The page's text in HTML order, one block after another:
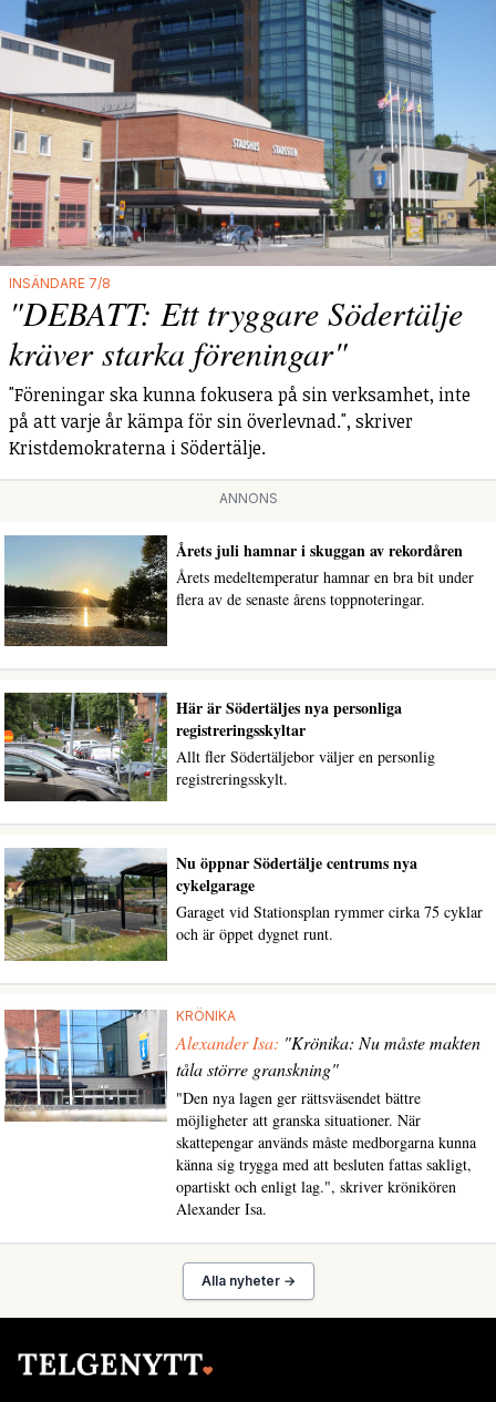
INSÄNDARE 7/8
"DEBATT: Ett tryggare Södertälje
kräver starka föreningar"
"Föreningar ska kunna fokusera på sin verksamhet, inte
på att varje år kämpa för sin överlevnad.", skriver
Kristdemokraterna i Södertälje.
ANNONS
Årets juli hamnar i skuggan av rekordåren
Årets medeltemperatur hamnar en bra bit under
flera av de senaste årens toppnoteringar.
Här är Södertäljes nya personliga
registreringsskyltar
Allt fler Södertäljebor väljer en personlig
registreringsskylt.
Nu öppnar Södertälje centrums nya
cykelgarage
Garaget vid Stationsplan rymmer cirka 75 cyklar
och är öppet dygnet runt.
KRÖNIKA
Alexander Isa: "Krönika: Nu måste makten
tåla större granskning"
"Den nya lagen ger rättsväsendet bättre
möjligheter att granska situationer. När
skattepengar används måste medborgarna kunna
känna sig trygga med att besluten fattas sakligt,
opartiskt och enligt lag.", skriver krönikören
Alexander Isa.
Alla nyheter →